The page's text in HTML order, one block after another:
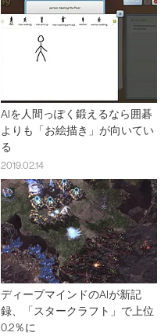
AIを人間っぽく鍛えるなら囲碁
よりも「お絵描き」が向いてい
る
2019.02.14
ディープマインドのAIが新記
録、「スタークラフト」で上位
0.2％に